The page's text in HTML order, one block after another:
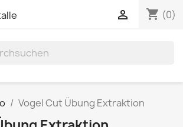
shopping_cart (0)

Vogel Cut Übung Extraktion